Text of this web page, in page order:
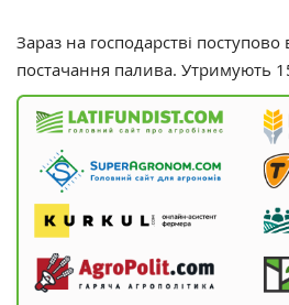
Зараз на господарстві
постачання палива. Утримують